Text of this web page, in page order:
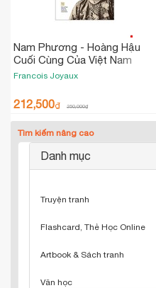
Nam Phương - Hoàng Hậu
Cuối Cùng Của Việt Nam
Francois Joyaux
212,500₫ 250,000₫
Tìm kiếm nâng cao
Danh mục
Truyện tranh
Flashcard, Thẻ Học Online
Artbook & Sách tranh
Văn học